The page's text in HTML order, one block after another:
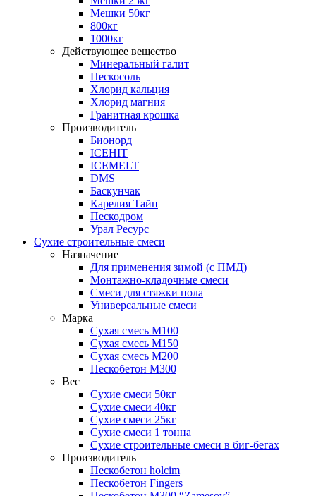
Мешки 50кг
800кг
1000кг
Действующее вещество
Минеральный галит
Пескосоль
Хлорид кальция
Хлорид магния
Гранитная крошка
Производитель
Бионорд
ICEHIT
ICEMELT
DMS
Баскунчак
Карелия Тайп
Пескодром
Урал Ресурс
Сухие строительные смеси
Назначение
Для применения зимой (с ПМД)
Монтажно-кладочные смеси
Смеси для стяжки пола
Универсальные смеси
Марка
Сухая смесь М100
Сухая смесь М150
Сухая смесь М200
Пескобетон М300
Вес
Сухие смеси 50кг
Сухие смеси 40кг
Сухие смеси 25кг
Сухие смеси 1 тонна
Сухие строительные смеси в биг-бегах
Производитель
Пескобетон holcim
Пескобетон Fingers